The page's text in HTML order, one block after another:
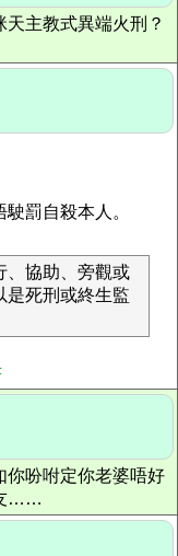
主教式異端火刑？
罰自殺本人。
、協助、旁觀或
是死刑或終生監
你吩咐定你老婆唔好
……